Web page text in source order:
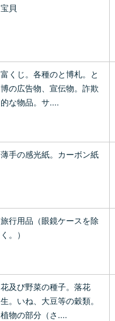
宝貝
富くじ。各種のと博札。と
博の広告物、宣伝物。詐欺
的な物品。サ....
薄手の感光紙。カーボン紙
旅行用品（眼鏡ケースを除
く。）
花及び野菜の種子。落花
生。いね、大豆等の穀類。
植物の部分（さ....